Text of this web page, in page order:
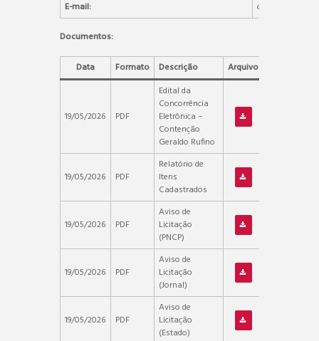
E-mail:
Documentos:
Data Formato Descrição Arquivo
19/05/2026 PDF
Edital da
Concorrência
Eletrônica –
Contenção
Geraldo Rufino
19/05/2026 PDF
Relatório de
Itens
Cadastrados
19/05/2026 PDF
Aviso de
Licitação
(PNCP)
19/05/2026 PDF
Aviso de
Licitação
(Jornal)
19/05/2026 PDF
Aviso de
Licitação
(Estado)